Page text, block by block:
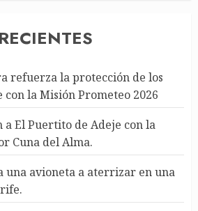
refuerza la protección de los
la Misión Prometeo 2026
a El Puertito de Adeje con la
Cuna del Alma.
una avioneta a aterrizar en una